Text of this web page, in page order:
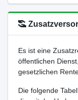
Es ist eine
öffentlichen
gesetzlichen
Die folgende